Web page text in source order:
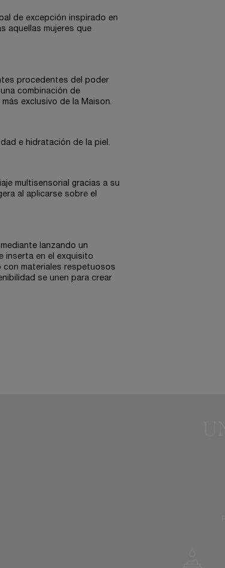
de excepción inspirado en
aquellas mujeres que
procedentes del poder
combinación de
exclusivo de la Maison.
e hidratación de la piel.
multisensorial gracias a su
al aplicarse sobre el
lanzando un
inserta en el exquisito
con materiales respetuosos
se unen para crear